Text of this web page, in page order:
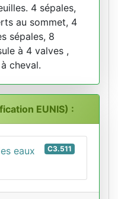
4 sépales,
au sommet, 4
sépales, 8
à 4 valves ,
cheval.
EUNIS) :
C3.511
eaux